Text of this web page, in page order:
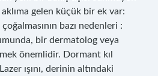
gelen küçük bir ek var:
bazı nedenleri :
bir dermatolog veya
önemlidir. Dormant kıl
ışını, derinin altındaki